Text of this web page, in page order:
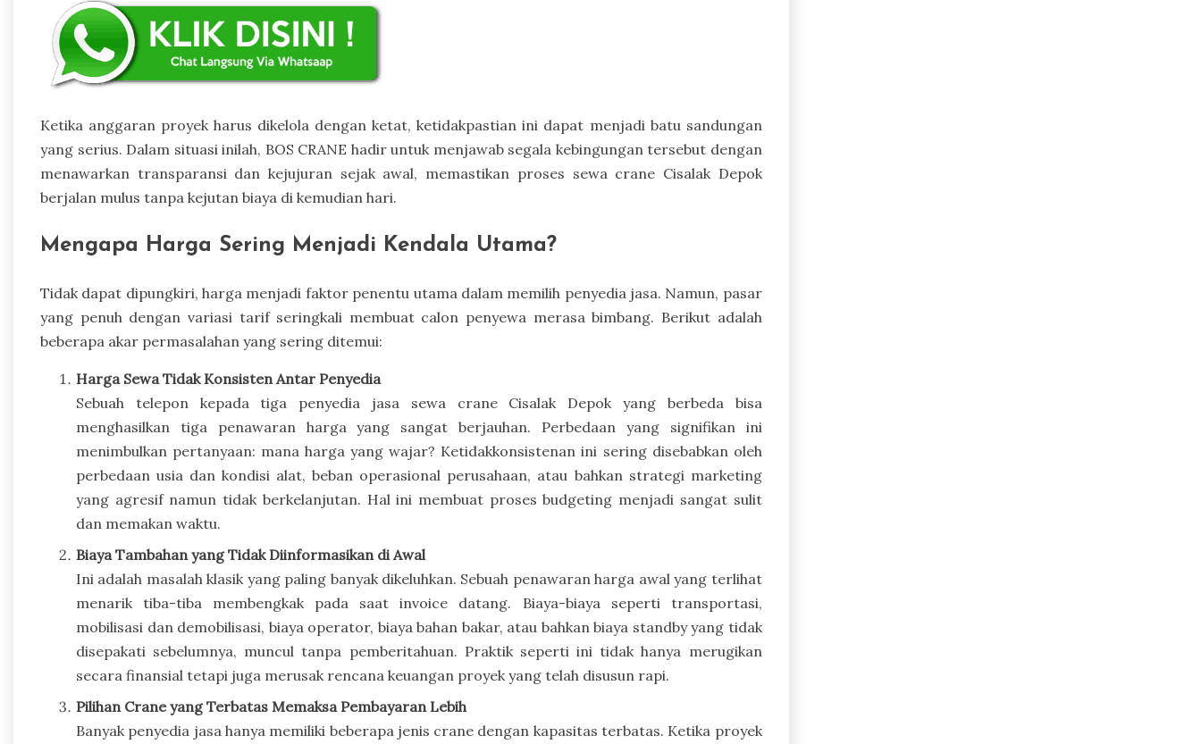
Ketika anggaran proyek harus dikelola dengan ketat, ketidakpastian ini dapat menjadi batu sandungan
yang serius. Dalam situasi inilah, BOS CRANE hadir untuk menjawab segala kebingungan tersebut dengan
menawarkan transparansi dan kejujuran sejak awal, memastikan proses sewa crane Cisalak Depok
berjalan mulus tanpa kejutan biaya di kemudian hari.
Mengapa Harga Sering Menjadi Kendala Utama?
Tidak dapat dipungkiri, harga menjadi faktor penentu utama dalam memilih penyedia jasa. Namun, pasar
yang penuh dengan variasi tarif seringkali membuat calon penyewa merasa bimbang. Berikut adalah
beberapa akar permasalahan yang sering ditemui:
Harga Sewa Tidak Konsisten Antar Penyedia
Sebuah telepon kepada tiga penyedia jasa sewa crane Cisalak Depok yang berbeda bisa
menghasilkan tiga penawaran harga yang sangat berjauhan. Perbedaan yang signifikan ini
menimbulkan pertanyaan: mana harga yang wajar? Ketidakkonsistenan ini sering disebabkan oleh
perbedaan usia dan kondisi alat, beban operasional perusahaan, atau bahkan strategi marketing
yang agresif namun tidak berkelanjutan. Hal ini membuat proses budgeting menjadi sangat sulit
dan memakan waktu.
Biaya Tambahan yang Tidak Diinformasikan di Awal
Ini adalah masalah klasik yang paling banyak dikeluhkan. Sebuah penawaran harga awal yang terlihat
menarik tiba-tiba membengkak pada saat invoice datang. Biaya-biaya seperti transportasi,
mobilisasi dan demobilisasi, biaya operator, biaya bahan bakar, atau bahkan biaya standby yang tidak
disepakati sebelumnya, muncul tanpa pemberitahuan. Praktik seperti ini tidak hanya merugikan
secara finansial tetapi juga merusak rencana keuangan proyek yang telah disusun rapi.
Pilihan Crane yang Terbatas Memaksa Pembayaran Lebih
Banyak penyedia jasa hanya memiliki beberapa jenis crane dengan kapasitas terbatas. Ketika proyek